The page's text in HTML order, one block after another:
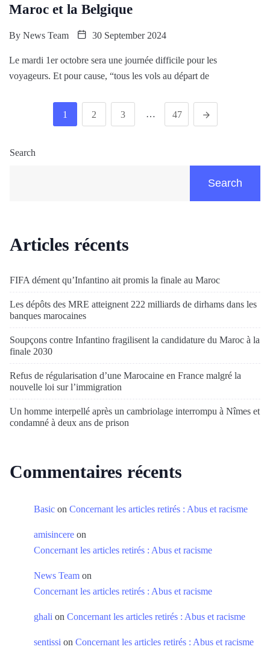
Maroc et la Belgique
By News Team 30 September 2024
Le mardi 1er octobre sera une journée difficile pour les
voyageurs. Et pour cause, “tous les vols au départ de
1 2 3 … 47
Search
Search
Articles récents
FIFA dément qu’Infantino ait promis la finale au Maroc
Les dépôts des MRE atteignent 222 milliards de dirhams dans les
banques marocaines
Soupçons contre Infantino fragilisent la candidature du Maroc à la
finale 2030
Refus de régularisation d’une Marocaine en France malgré la
nouvelle loi sur l’immigration
Un homme interpellé après un cambriolage interrompu à Nîmes et
condamné à deux ans de prison
Commentaires récents
Basic on Concernant les articles retirés : Abus et racisme
amisincere on
Concernant les articles retirés : Abus et racisme
News Team on
Concernant les articles retirés : Abus et racisme
ghali on Concernant les articles retirés : Abus et racisme
sentissi on Concernant les articles retirés : Abus et racisme